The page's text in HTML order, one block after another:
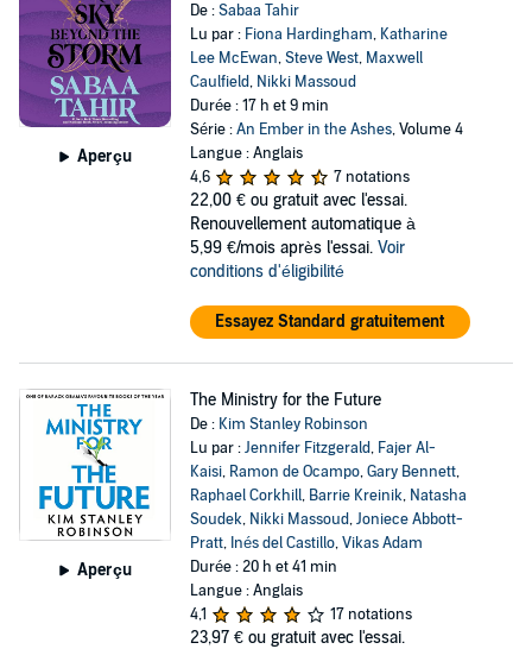
Aperçu
De :Sabaa Tahir
Lu par : Fiona Hardingham, Katharine
Lee McEwan,Steve West, Maxwell
Caulfield, Nikki Massoud
Durée : 17 h et 9 min
Série :An Ember in the Ashes, Volume 4
Langue : Anglais
4,6
7 notations
22,00 € ou gratuit avec l'essai.
Renouvellement automatique à
5,99 €/mois après l'essai. Voir
conditions d'éligibilité
Essayez Standard gratuitement
Aperçu
The Ministry for the Future
De : Kim Stanley Robinson
Lu par :Jennifer Fitzgerald, Fajer Al-
Kaisi, Ramon de Ocampo,Gary Bennett,
Raphael Corkhill, Barrie Kreinik, Natasha
Soudek, Nikki Massoud,Joniece Abbott-
Pratt, Inés del Castillo,Vikas Adam
Durée : 20 h et 41 min
Langue : Anglais
4,1
17 notations
23,97 € ou gratuit avec l'essai.